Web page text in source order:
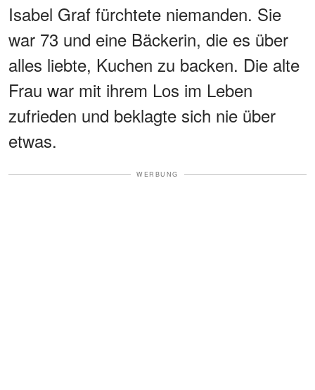
Isabel Graf fürchtete niemanden. Sie
war 73 und eine Bäckerin, die es über
alles liebte, Kuchen zu backen. Die alte
Frau war mit ihrem Los im Leben
zufrieden und beklagte sich nie über
etwas.
WERBUNG